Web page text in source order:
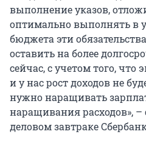
выполнение указов,
оптимально выполнять в
бюджета эти
оставить на более
сейчас, с учетом того, что
и у нас рост доходов не
нужно наращивать
наращивания расходов», –
деловом завтраке